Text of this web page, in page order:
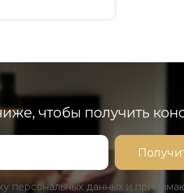
чтобы получить
персональных данных и